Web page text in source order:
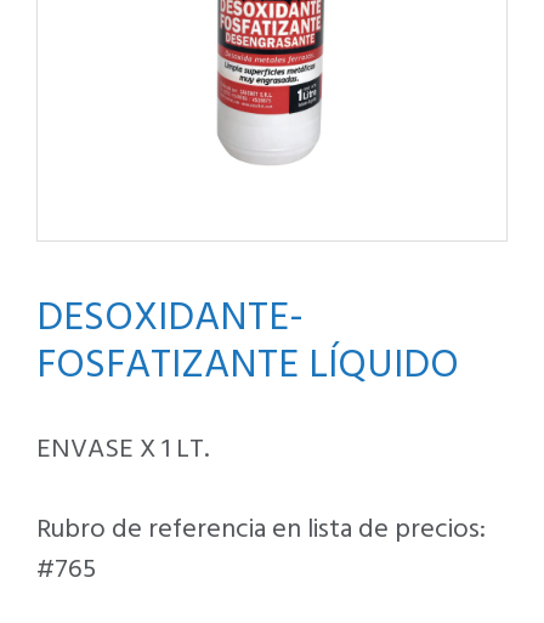
DESOXIDANTE-
FOSFATIZANTE LÍQUIDO
ENVASE X 1 LT.
Rubro de referencia en lista de precios:
#765